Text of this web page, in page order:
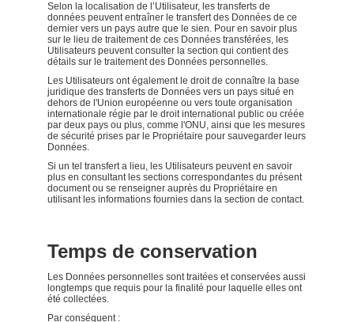
Selon la localisation de l’Utilisateur, les transferts de
données peuvent entraîner le transfert des Données de ce
dernier vers un pays autre que le sien. Pour en savoir plus
sur le lieu de traitement de ces Données transférées, les
Utilisateurs peuvent consulter la section qui contient des
détails sur le traitement des Données personnelles.
Les Utilisateurs ont également le droit de connaître la base
juridique des transferts de Données vers un pays situé en
dehors de l'Union européenne ou vers toute organisation
internationale régie par le droit international public ou créée
par deux pays ou plus, comme l'ONU, ainsi que les mesures
de sécurité prises par le Propriétaire pour sauvegarder leurs
Données.
Si un tel transfert a lieu, les Utilisateurs peuvent en savoir
plus en consultant les sections correspondantes du présent
document ou se renseigner auprès du Propriétaire en
utilisant les informations fournies dans la section de contact.
Temps de conservation
Les Données personnelles sont traitées et conservées aussi
longtemps que requis pour la finalité pour laquelle elles ont
été collectées.
Par conséquent :